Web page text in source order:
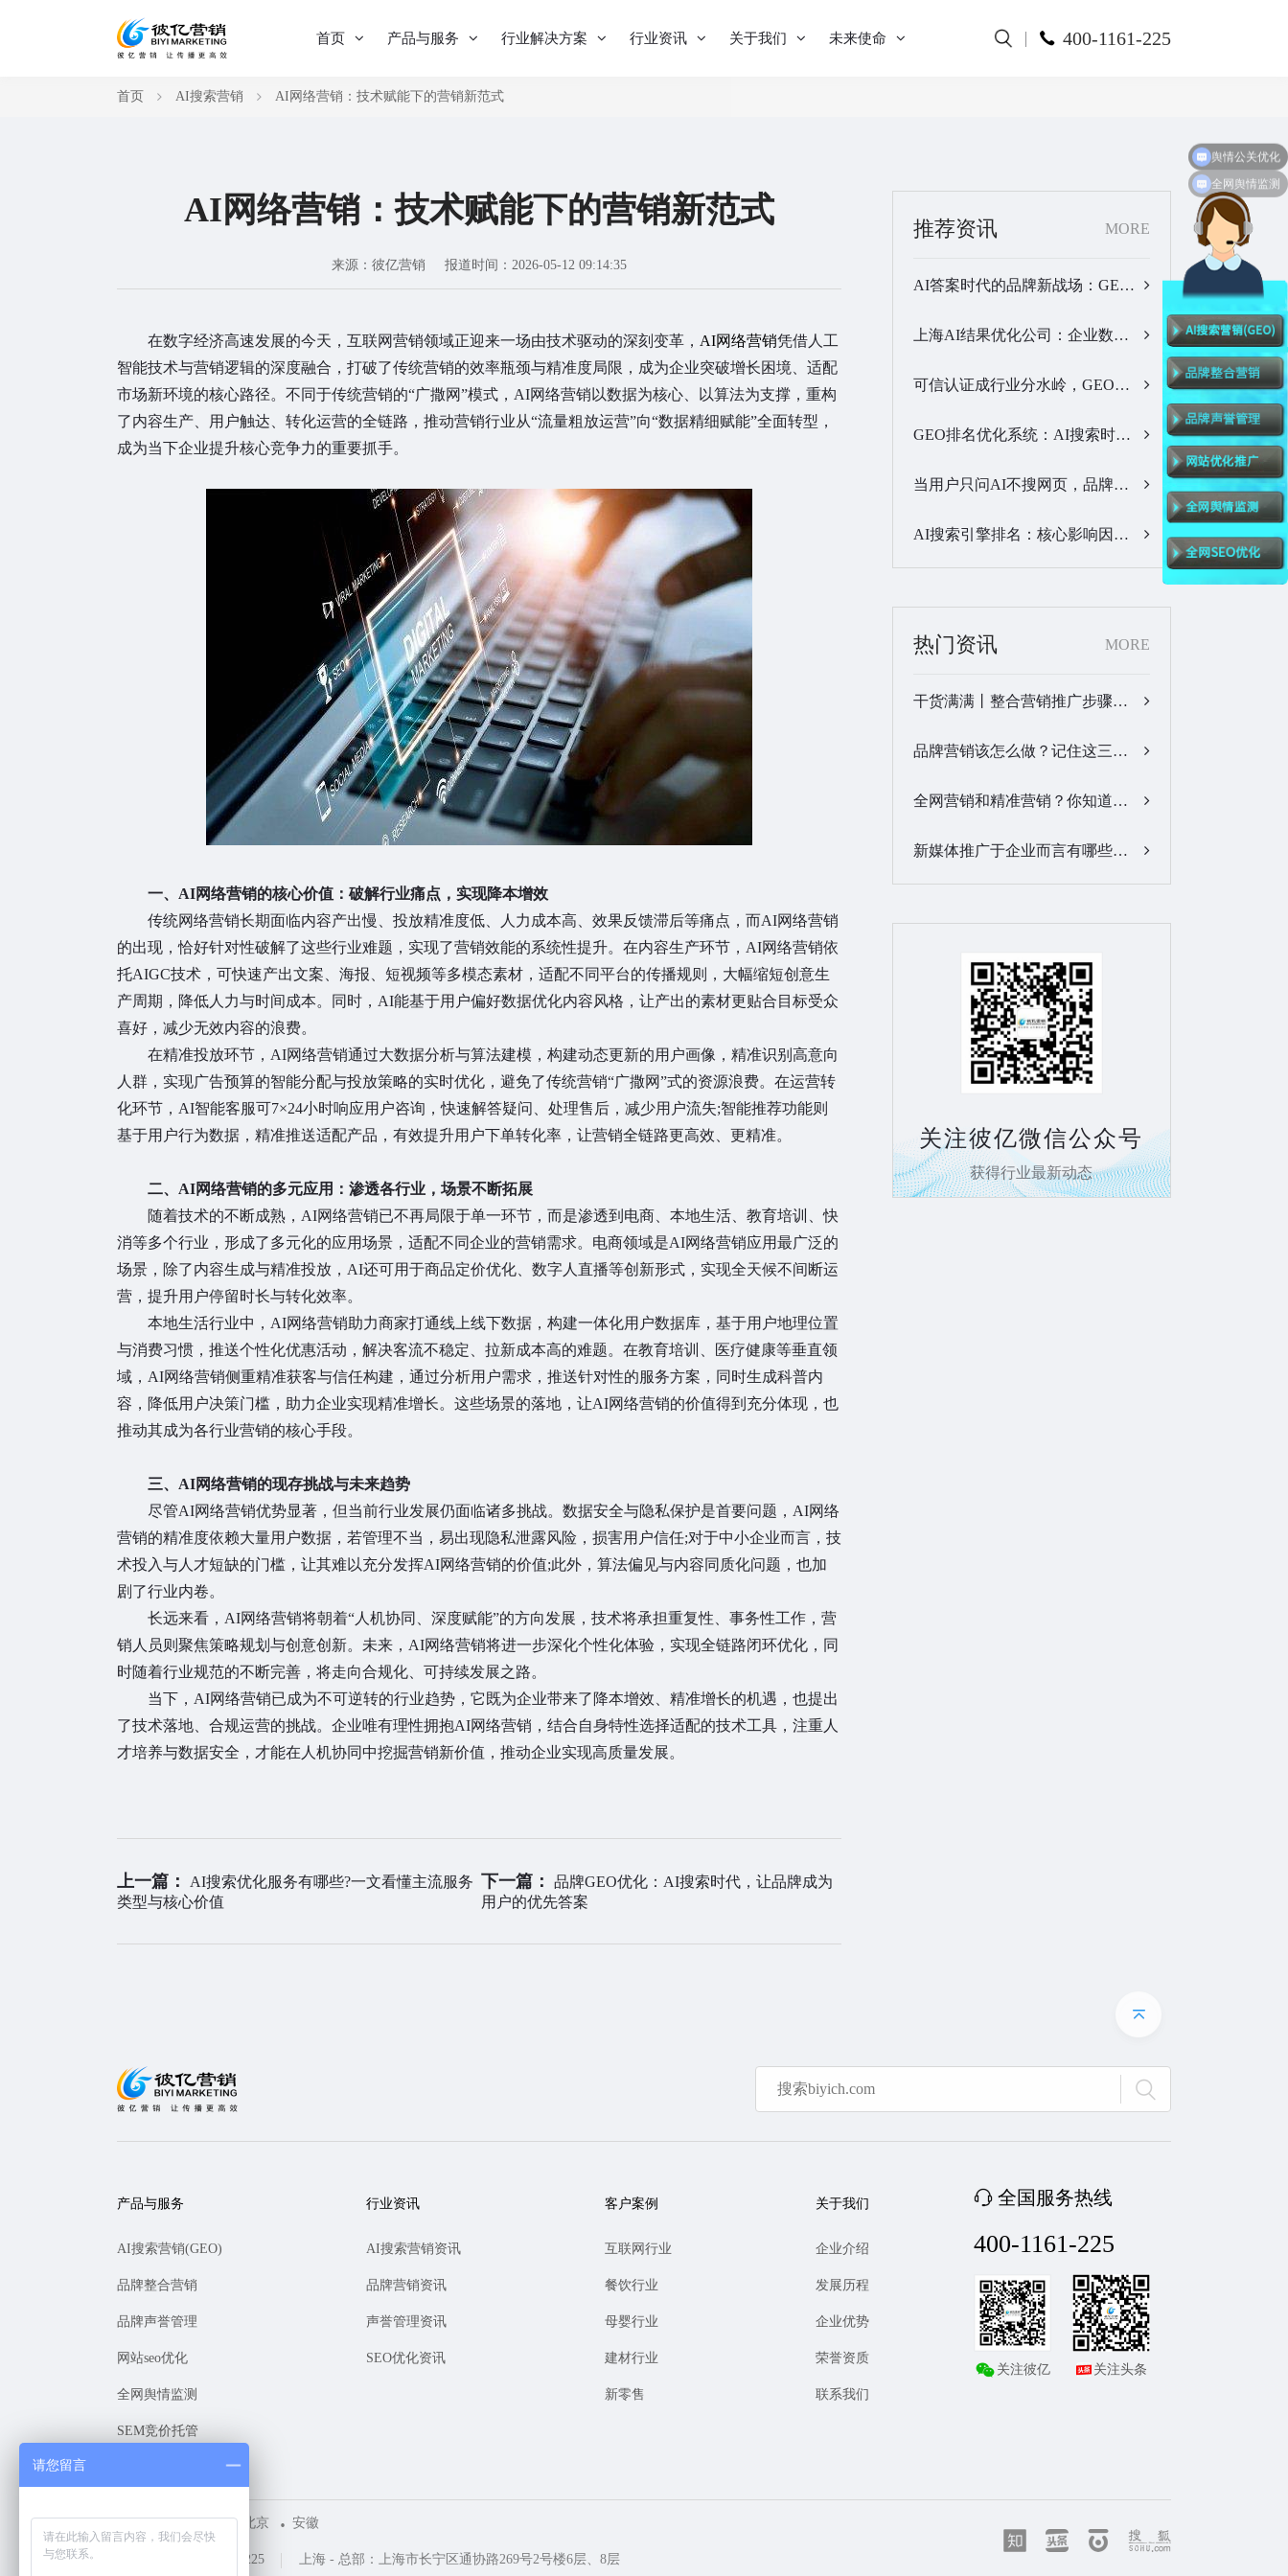
首页 产品与服务 行业解决方案 行业资讯 关于我们 未来使命 400-1161-225
首页 AI搜索营销 AI网络营销：技术赋能下的营销新范式
AI网络营销：技术赋能下的营销新范式
来源：彼亿营销 报道时间：2026-05-12 09:14:35
在数字经济高速发展的今天，互联网营销领域正迎来一场由技术驱动的深刻变革， AI网络营销凭借人工
智能技术与营销逻辑的深度融合，打破了传统营销的效率瓶颈与精准度局限，成为企业突破增长困境、适配
市场新环境的核心路径。不同于传统营销的“广撒网”模式，AI网络营销以数据为核心、以算法为支撑，重构
了内容生产、用户触达、转化运营的全链路，推动营销行业从“流量粗放运营”向“数据精细赋能”全面转型，
成为当下企业提升核心竞争力的重要抓手。
一、AI网络营销的核心价值：破解行业痛点，实现降本增效
传统网络营销长期面临内容产出慢、投放精准度低、人力成本高、效果反馈滞后等痛点，而AI网络营销
的出现，恰好针对性破解了这些行业难题，实现了营销效能的系统性提升。在内容生产环节，AI网络营销依
托AIGC技术，可快速产出文案、海报、短视频等多模态素材，适配不同平台的传播规则，大幅缩短创意生
产周期，降低人力与时间成本。同时，AI能基于用户偏好数据优化内容风格，让产出的素材更贴合目标受众
喜好，减少无效内容的浪费。
在精准投放环节，AI网络营销通过大数据分析与算法建模，构建动态更新的用户画像，精准识别高意向
人群，实现广告预算的智能分配与投放策略的实时优化，避免了传统营销“广撒网”式的资源浪费。在运营转
化环节，AI智能客服可7×24小时响应用户咨询，快速解答疑问、处理售后，减少用户流失;智能推荐功能则
基于用户行为数据，精准推送适配产品，有效提升用户下单转化率，让营销全链路更高效、更精准。
二、AI网络营销的多元应用：渗透各行业，场景不断拓展
随着技术的不断成熟，AI网络营销已不再局限于单一环节，而是渗透到电商、本地生活、教育培训、快
消等多个行业，形成了多元化的应用场景，适配不同企业的营销需求。电商领域是AI网络营销应用最广泛的
场景，除了内容生成与精准投放，AI还可用于商品定价优化、数字人直播等创新形式，实现全天候不间断运
营，提升用户停留时长与转化效率。
本地生活行业中，AI网络营销助力商家打通线上线下数据，构建一体化用户数据库，基于用户地理位置
与消费习惯，推送个性化优惠活动，解决客流不稳定、拉新成本高的难题。在教育培训、医疗健康等垂直领
域，AI网络营销侧重精准获客与信任构建，通过分析用户需求，推送针对性的服务方案，同时生成科普内
容，降低用户决策门槛，助力企业实现精准增长。这些场景的落地，让AI网络营销的价值得到充分体现，也
推动其成为各行业营销的核心手段。
三、AI网络营销的现存挑战与未来趋势
尽管AI网络营销优势显著，但当前行业发展仍面临诸多挑战。数据安全与隐私保护是首要问题，AI网络
营销的精准度依赖大量用户数据，若管理不当，易出现隐私泄露风险，损害用户信任;对于中小企业而言，技
术投入与人才短缺的门槛，让其难以充分发挥AI网络营销的价值;此外，算法偏见与内容同质化问题，也加
剧了行业内卷。
长远来看，AI网络营销将朝着“人机协同、深度赋能”的方向发展，技术将承担重复性、事务性工作，营
销人员则聚焦策略规划与创意创新。未来，AI网络营销将进一步深化个性化体验，实现全链路闭环优化，同
时随着行业规范的不断完善，将走向合规化、可持续发展之路。
当下，AI网络营销已成为不可逆转的行业趋势，它既为企业带来了降本增效、精准增长的机遇，也提出
了技术落地、合规运营的挑战。企业唯有理性拥抱AI网络营销，结合自身特性选择适配的技术工具，注重人
才培养与数据安全，才能在人机协同中挖掘营销新价值，推动企业实现高质量发展。
上一篇：
AI搜索优化服务有哪些?一文看懂主流服务
类型与核心价值
下一篇：
品牌GEO优化：AI搜索时代，让品牌成为
用户的优先答案
推荐资讯 MORE
AI答案时代的品牌新战场：GEO公司选型逻辑与实战观察…
上海AI结果优化公司：企业数字化品牌曝光落地全解析…
可信认证成行业分水岭，GEO优化服务商推荐名单有了新答案…
GEO排名优化系统：AI搜索时代品牌曝光优化核心工具…
当用户只问AI不搜网页，品牌的全域GEO优化该交给谁？…
AI搜索引擎排名：核心影响因素与合规优化方法…
热门资讯 MORE
干货满满丨整合营销推广步骤梳理…
品牌营销该怎么做？记住这三步，让营销更有价值！…
全网营销和精准营销？你知道怎么做吗？…
新媒体推广于企业而言有哪些优势？…
关注彼亿微信公众号
获得行业最新动态
全国服务热线
400-1161-225
关注彼亿 关注头条
产品与服务
AI搜索营销(GEO)
品牌整合营销
品牌声誉管理
网站seo优化
全网舆情监测
SEM竞价托管
行业资讯
AI搜索营销资讯
品牌营销资讯
声誉管理资讯
SEO优化资讯
客户案例
互联网行业
餐饮行业
母婴行业
建材行业
新零售
关于我们
企业介绍
发展历程
企业优势
荣誉资质
联系我们
上海 深圳 北京 安徽
咨询热线 ：400-1161-225 上海 - 总部：上海市长宁区通协路269号2号楼6层、8层
全网舆情监测
请您留言